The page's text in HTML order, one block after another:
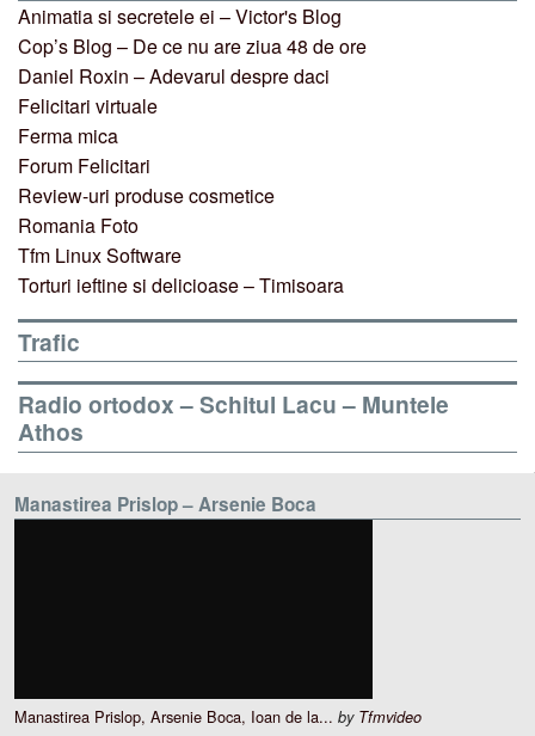
Animatia si secretele ei – Victor's Blog
Cop’s Blog – De ce nu are ziua 48 de ore
Daniel Roxin – Adevarul despre daci
Felicitari virtuale
Ferma mica
Forum Felicitari
Review-uri produse cosmetice
Romania Foto
Tfm Linux Software
Torturi ieftine si delicioase – Timisoara
Trafic
Radio ortodox – Schitul Lacu – Muntele
Athos
Manastirea Prislop – Arsenie Boca
Manastirea Prislop, Arsenie Boca, Ioan de la... by Tfmvideo